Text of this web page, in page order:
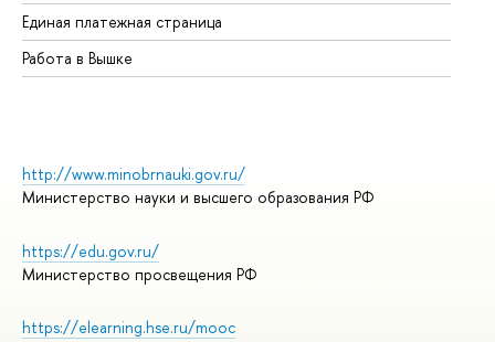
Единая платежная страница
Работа в Вышке
http://www.minobrnauki.gov.ru/
Министерство науки и высшего образования РФ
https://edu.gov.ru/
Министерство просвещения РФ
https://elearning.hse.ru/mooc